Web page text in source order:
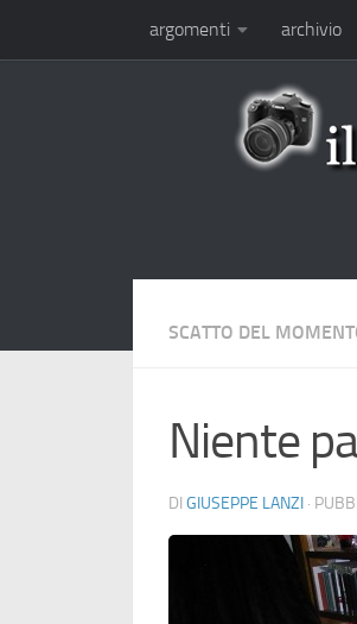
Salta al contenutoargomenti archivio
SCATTO DEL
Niente
DI GIUSEPPE LANZI ·